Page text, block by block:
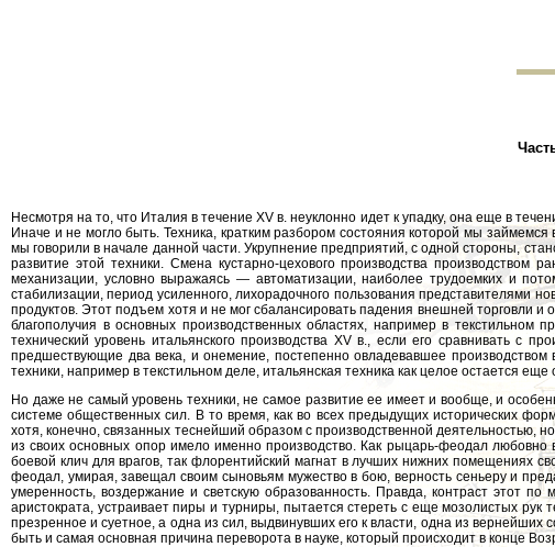
Несмотря на то, что Италия в течение XV в. неуклонно идет к упадку, она еще в
Иначе и не могло быть. Техника, кратким разбором состояния которой мы
мы говорили в начале данной части. Укрупнение предприятий, с одной стороны,
развитие этой техники. Смена кустарно-цехового производства
механизации, условно выражаясь — автоматизации, наиболее трудоемких и
стабилизации, период усиленного, лихорадочного пользования представителями
продуктов. Этот подъем хотя и не мог сбалансировать падения внешней торговли
благополучия в основных производственных областях, например в
технический уровень итальянского производства XV в., если его сравнивать с
предшествующие два века, и онемение, постепенно овладевавшее
техники, например в текстильном деле, итальянская техника как целое остается еще
Но даже не самый уровень техники, не самое развитие ее имеет и вообще, и
системе общественных сил. В то время, как во всех предыдущих исторических
хотя, конечно, связанных теснейший образом с производственной деятельностью,
из своих основных опор имело именно производство. Как рыцарь-феодал
боевой клич для врагов, так флорентийский магнат в лучших нижних помещениях
феодал, умирая, завещал своим сыновьям мужество в бою, верность сеньеру и
умеренность, воздержание и светскую образованность. Правда, контраст этот
аристократа, устраивает пиры и турниры, пытается стереть с еще мозолистых рук
презренное и суетное, а одна из сил, выдвинувших его к власти, одна из
быть и самая основная причина переворота в науке, который происходит в конце